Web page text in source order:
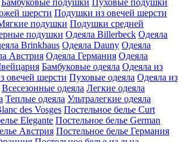
шерсти Подушки из овечей шерсти
подушки Подушки средней
подушки Одеяла Billerbeck Одеяла
Brinkhaus Одеяла Dauny Одеяла
Австрия Одеяла Германия Одеяла
Бамбуковые одеяла Одеяла из
овечей шерсти Пуховые одеяла Одеяла из
Всесезонные одеяла Легкие одеяла
Теплые одеяла Ультралегкие одеяла
des Vosges Постельное белье Curt
Elegante Постельное белье German
Австрия Постельное белье Германия